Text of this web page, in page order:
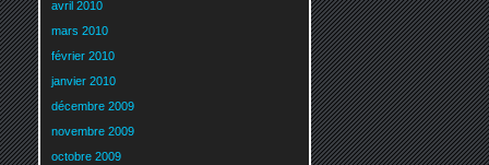
avril 2010
mars 2010
février 2010
janvier 2010
décembre 2009
novembre 2009
octobre 2009